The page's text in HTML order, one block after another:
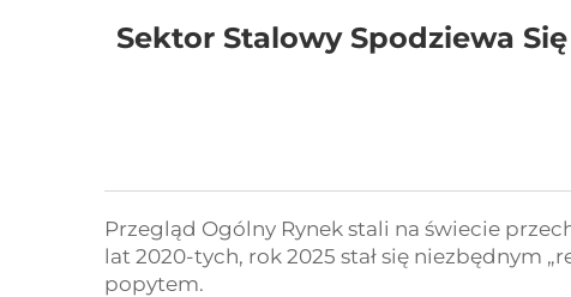
Sektor Stalowy Spodziewa
Przegląd Ogólny Rynek stali na świecie
lat 2020-tych, rok 2025 stał się niezbędnym
popytem.